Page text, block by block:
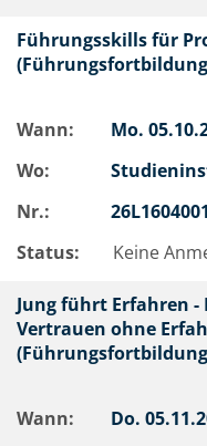
Führungsskills für
Wann: Mo.
Wo:
Nr.:
26L1604001
Status:
Keine
Jung führt Erfahren
Vertrauen ohne
Wann: Do.